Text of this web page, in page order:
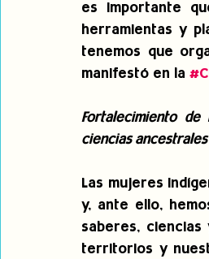
es importante
herramientas y
tenemos que
manifestó en la
Fortalecimiento
ciencias ancestrales
Las mujeres
y, ante ello,
saberes,
territorios y